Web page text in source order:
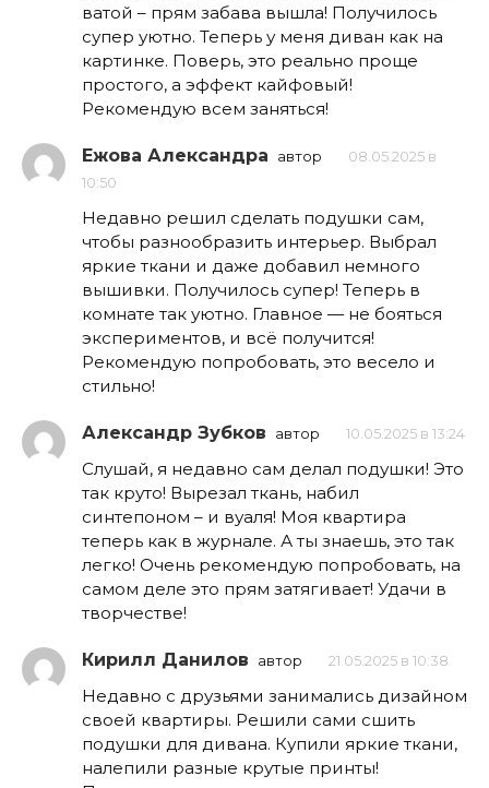
ватой – прям забава вышла! Получилось
супер уютно. Теперь у меня диван как на
картинке. Поверь, это реально проще
простого, а эффект кайфовый!
Рекомендую всем заняться!
Ежова Александра автор
08.05.2025 в
10:50
Недавно решил сделать подушки сам,
чтобы разнообразить интерьер. Выбрал
яркие ткани и даже добавил немного
вышивки. Получилось супер! Теперь в
комнате так уютно. Главное — не бояться
экспериментов, и всё получится!
Рекомендую попробовать, это весело и
стильно!
Александр Зубков автор 10.05.2025 в 13:24
Слушай, я недавно сам делал подушки! Это
так круто! Вырезал ткань, набил
синтепоном – и вуаля! Моя квартира
теперь как в журнале. А ты знаешь, это так
легко! Очень рекомендую попробовать, на
самом деле это прям затягивает! Удачи в
творчестве!
Кирилл Данилов автор 21.05.2025 в 10:38
Недавно с друзьями занимались дизайном
своей квартиры. Решили сами сшить
подушки для дивана. Купили яркие ткани,
налепили разные крутые принты!